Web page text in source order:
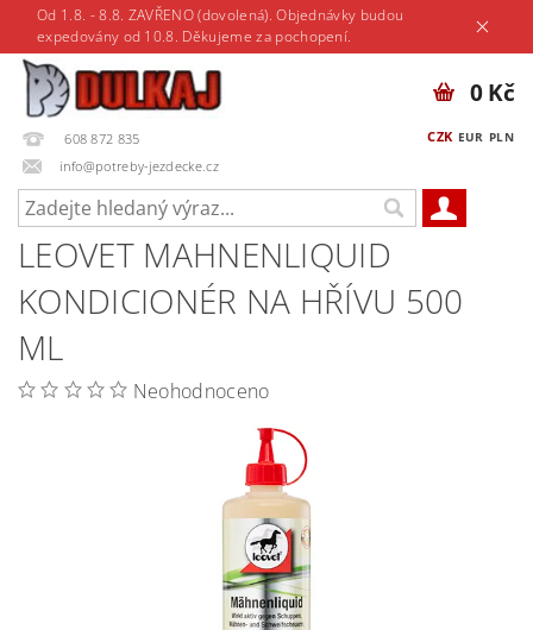
Od 1.8. - 8.8. ZAVŘENO (dovolená). Objednávky budou
expedovány od 10.8. Děkujeme za pochopení.
608 872 835
info@potreby-jezdecke.cz
CZK EUR PLN
0 Kč
LEOVET MAHNENLIQUID
KONDICIONÉR NA HŘÍVU 500
ML
Neohodnoceno